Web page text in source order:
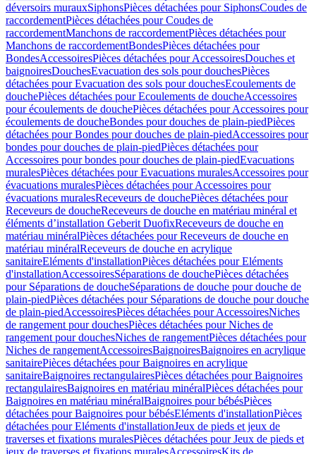
déversoirs murauxSiphonsPièces détachées pour SiphonsCoudes de
raccordementPièces détachées pour Coudes de
raccordementManchons de raccordementPièces détachées pour
Manchons de raccordementBondesPièces détachées pour
BondesAccessoiresPièces détachées pour AccessoiresDouches et
baignoiresDouchesEvacuation des sols pour douchesPièces
détachées pour Evacuation des sols pour douchesEcoulements de
douchePièces détachées pour Ecoulements de doucheAccessoires
pour écoulements de douchePièces détachées pour Accessoires pour
écoulements de doucheBondes pour douches de plain-piedPièces
détachées pour Bondes pour douches de plain-piedAccessoires pour
bondes pour douches de plain-piedPièces détachées pour
Accessoires pour bondes pour douches de plain-piedEvacuations
muralesPièces détachées pour Evacuations muralesAccessoires pour
évacuations muralesPièces détachées pour Accessoires pour
évacuations muralesReceveurs de douchePièces détachées pour
Receveurs de doucheReceveurs de douche en matériau minéral et
éléments d’installation Geberit DuofixReceveurs de douche en
matériau minéralPièces détachées pour Receveurs de douche en
matériau minéralReceveurs de douche en acrylique
sanitaireEléments d'installationPièces détachées pour Eléments
d'installationAccessoiresSéparations de douchePièces détachées
pour Séparations de doucheSéparations de douche pour douche de
plain-piedPièces détachées pour Séparations de douche pour douche
de plain-piedAccessoiresPièces détachées pour AccessoiresNiches
de rangement pour douchesPièces détachées pour Niches de
rangement pour douchesNiches de rangementPièces détachées pour
Niches de rangementAccessoiresBaignoiresBaignoires en acrylique
sanitairePièces détachées pour Baignoires en acrylique
sanitaireBaignoires rectangulairesPièces détachées pour Baignoires
rectangulairesBaignoires en matériau minéralPièces détachées pour
Baignoires en matériau minéralBaignoires pour bébésPièces
détachées pour Baignoires pour bébésEléments d'installationPièces
détachées pour Eléments d'installationJeux de pieds et jeux de
traverses et fixations muralesPièces détachées pour Jeux de pieds et
jeux de traverses et fixations muralesAccessoiresKits de